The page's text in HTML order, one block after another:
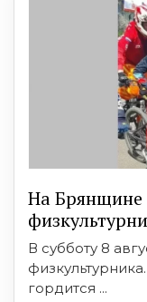
На Брянщине
В субботу 8
гордится ...